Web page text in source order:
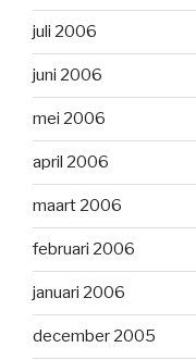
juli 2006
juni 2006
mei 2006
april 2006
maart 2006
februari 2006
januari 2006
december 2005